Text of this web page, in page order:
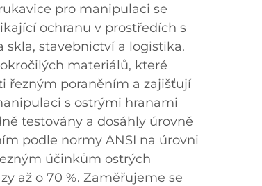
pro manipulaci se
ochranu v prostředích s
skla, stavebnictví a logistika.
materiálů, které
řezným poraněním a zajišťují
s ostrými hranami
testovány a dosáhly úrovně
podle normy ANSI na úrovni
účinkům ostrých
až o 70 %. Zaměřujeme se